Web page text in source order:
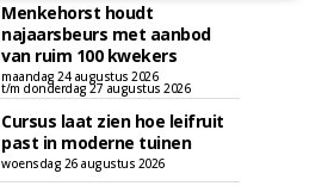
Menkehorst houdt
najaarsbeurs met aanbod
van ruim 100 kwekers
maandag 24 augustus 2026
t/m donderdag 27 augustus 2026
Cursus laat zien hoe leifruit
past in moderne tuinen
woensdag 26 augustus 2026